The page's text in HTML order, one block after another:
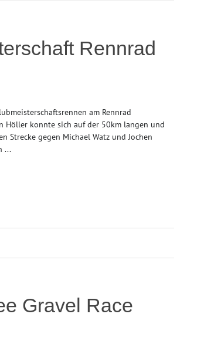
Rennrad
am Rennrad
Höller konnte sich auf der 50km langen und
Strecke gegen Michael Watz und Jochen
...
Gravel Race